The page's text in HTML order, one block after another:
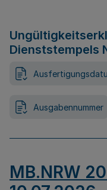
Dienststempels
Ausgabennummer
MB.NRW